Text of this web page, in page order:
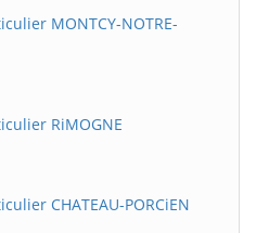
MONTCY-NOTRE-
RiMOGNE
CHATEAU-PORCiEN